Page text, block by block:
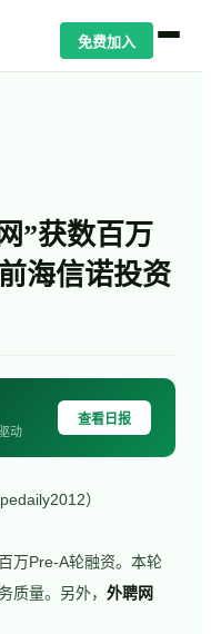
免费加入
”获数百万
海信诺投资
动
查看日报
）
万Pre-A轮融资。本轮
质量。另外， 外聘网